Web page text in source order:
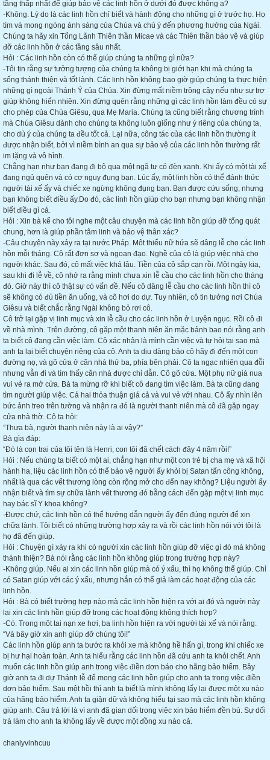
tầng thấp nhất để giúp bảo vệ các linh hồn ở dưới đó được không ạ?
-Không. Lý do là các linh hồn chỉ biết và hành động cho những gì ở trước họ. Họ
tìm và mong ngóng ánh sáng của Chúa và chú ý đến phương hướng của Ngài.
Chúng ta hãy xin Tổng Lãnh Thiên thần Micae và các Thiên thần bảo vệ và giúp
đỡ các linh hồn ở các tầng sâu nhất.
Hỏi : Các linh hồn còn có thể giúp chúng ta những gì nữa?
-Tôi tin rằng sự tưởng tượng của chúng ta không bị giới hạn khi mà chúng ta
sống thánh thiện và tốt lành. Các linh hồn không bao giờ giúp chúng ta thực hiện
những gì ngoài Thánh Ý của Chúa. Xin đừng mất niềm trông cậy nếu như sự trợ
giúp không hiển nhiên. Xin đừng quên rằng những gì các linh hồn làm đều có sự
cho phép của Chúa Giêsu, qua Mẹ Maria. Chúng ta cũng biết rằng chương trình
mà Chúa Giêsu dành cho chúng ta không luôn giống như ý riêng của chúng ta,
cho dù ý của chúng ta đều tốt cả. Lại nữa, công tác của các linh hồn thường ít
được nhận biết, bởi vì niềm bình an qua sự bảo vệ của các linh hồn thường rất
im lặng và vô hình.
Chẳng hạn như bạn đang đi bộ qua một ngã tư có đèn xanh. Khi ấy có một tài xế
đang ngủ quên và có cơ nguy đụng bạn. Lúc ấy, một linh hồn có thể đánh thức
người tài xế ấy và chiếc xe ngừng không đụng bạn. Bạn được cứu sống, nhưng
bạn không biết điều ấy.Do đó, các linh hồn giúp cho bạn nhưng bạn không nhận
biết điều gì cả.
Hỏi : Xin bà kể cho tôi nghe một câu chuyện mà các linh hồn giúp đỡ tổng quát
chung, hơn là giúp phần tâm linh và bảo vệ thân xác?
-Câu chuyện này xảy ra tại nước Pháp. Môt thiếu nữ hứa sẽ dâng lễ cho các linh
hồn mỗi tháng. Cô rất đơn sơ và ngoan đạo. Nghề của cô là giúp việc nhà cho
người khác. Sau đó, cô mất việc khá lâu. Tiền của cô sắp cạn rồi. Một ngày kia,
sau khi đi lễ về, cô nhớ ra rằng mình chưa xin lễ cầu cho các linh hồn cho tháng
đó. Giờ này thì cô thật sự có vấn đề. Nếu cô dâng lễ cầu cho các linh hồn thì cô
sẽ không có đủ tiền ăn uống, và cô hơi do dự. Tuy nhiên, cô tin tưởng nơi Chúa
Giêsu và biết chắc rằng Ngài không bỏ rơi cô.
Cô trở lại gặp vị linh mục và xin lễ cầu cho các linh hồn ở Luyện ngục. Rồi cô đi
về nhà mình. Trên đường, cô gặp một thanh niên ăn mặc bảnh bao nói rằng anh
ta biết cô đang cần việc làm. Cô xác nhận là mình cần việc và tự hỏi tại sao mà
anh ta lại biết chuyện riêng của cô. Anh ta dịu dàng bảo cô hãy đi đến một con
đường nọ, và gõ cửa ở căn nhà thứ ba, phía bên phải. Cô ta ngạc nhiên qua đỗi
nhưng vẫn đi và tìm thấy căn nhà được chỉ dẫn. Cô gõ cửa. Một phụ nữ già nua
vui vẻ ra mở cửa. Bà ta mừng rỡ khi biết cô đang tìm việc làm. Bà ta cũng đang
tìm người giúp việc. Cả hai thỏa thuận giá cả và vui vẻ với nhau. Cô ấy nhìn lên
bức ảnh treo trên tường và nhận ra đó là người thanh niên mà cô đã gặp ngay
cửa nhà thờ. Cô ta hỏi:
”Thưa bà, người thanh niên này là ai vậy?”
Bà gìa đáp:
“Đó là con trai của tôi tên là Henri, con tôi đã chết cách đây 4 năm rồi!”
Hỏi : Nếu chúng ta biết có một ai, chẳng hạn như một con trẻ bị cha mẹ và xã hội
hành ha, liệu các linh hồn có thể bảo vệ người ấy khỏi bị Satan tấn công không,
nhất là qua các vết thương lòng còn rộng mở cho đến nay không? Liệu người ấy
nhận biết và tìm sự chữa lành vết thương đó bằng cách đến gặp một vị linh mục
hay bác sĩ Y khoa không?
-Được chứ, các linh hồn có thể hướng dẫn người ấy đến đúng người để xin
chữa lành. Tôi biết có những trường hợp xảy ra và rồi các linh hồn nói với tôi là
họ đã đến giúp.
Hỏi : Chuyện gì xảy ra khi có người xin các linh hồn giúp đỡ việc gì đó mà không
thánh thiện? Bà nói rằng các linh hồn không giúp trong trường hợp này?
-Không giúp. Nếu ai xin các linh hồn giúp mà có ý xấu, thì họ không thể giúp. Chỉ
có Satan giúp với các ý xấu, nhưng hắn có thể giả làm các hoạt động của các
linh hồn.
Hỏi : Bà có biết trường hợp nào mà các linh hồn hiện ra với ai đó và người này
lại xin các linh hồn giúp đỡ trong các hoạt động không thích hợp?
-Có. Trong môt tai nạn xe hơi, ba linh hồn hiện ra với người tài xế và nói rằng:
“Và bây giờ xin anh giúp đỡ chúng tôi!”
Các linh hồn giúp anh ta bước ra khỏi xe mà không hề hấn gì, trong khi chiếc xe
bị hư hại hoàn toàn. Anh ta hiểu rằng các linh hồn đã cứu anh ta khỏi chết. Anh
muốn các linh hồn giúp anh trong việc điền dơn báo cho hãng bảo hiểm. Bây
giờ anh ta đi dự Thánh lễ để mong các linh hồn giúp cho anh ta trong việc điền
dơn bảo hiểm. Sau một hồi thì anh ta biết là mình không lấy lại được một xu nào
của hãng bảo hiểm. Anh ta giận dữ và không hiểu tại sao mà các linh hồn không
giúp anh. Câu trả lời là vì anh đã gian dối trong việc xin bảo hiểm đền bù. Sự dối
trá làm cho anh ta không lấy về được một đồng xu nào cả.
chanlyvinhcuu